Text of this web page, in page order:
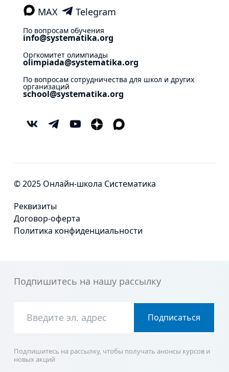
MAX Telegram
По вопросам обучения
info@systematika.org
Оргкомитет олимпиады
olimpiada@systematika.org
По вопросам сотрудничества для школ и других
организаций
school@systematika.org
© 2025 Онлайн-школа Систематика
Реквизиты
Договор-оферта
Политика конфиденциальности
Подпишитесь на нашу рассылку
Подписаться
Подпишитесь на рассылку, чтобы получать анонсы курсов и
новых акций